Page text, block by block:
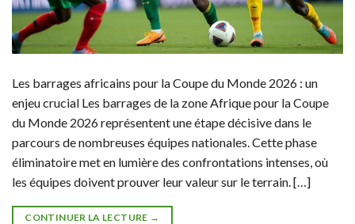
Les barrages africains pour la Coupe du Monde 2026 : un
enjeu crucial Les barrages de la zone Afrique pour la Coupe
du Monde 2026 représentent une étape décisive dans le
parcours de nombreuses équipes nationales. Cette phase
éliminatoire met en lumière des confrontations intenses, où
les équipes doivent prouver leur valeur sur le terrain. […]
CONTINUER LA LECTURE →